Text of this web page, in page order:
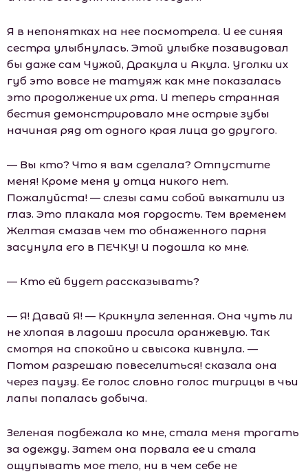
Я в непонятках на нее посмотрела. И ее синяя
сестра улыбнулась. Этой улыбке позавидовал
бы даже сам Чужой, Дракула и Акула. Уголки их
губ это вовсе не татуяж как мне показалась
это продолжение их рта. И теперь странная
бестия демонстрировало мне острые зубы
начиная ряд от одного края лица до другого.
— Вы кто? Что я вам сделала? Отпустите
меня! Кроме меня у отца никого нет.
Пожалуйста! — слезы сами собой выкатили из
глаз. Это плакала моя гордость. Тем временем
Желтая смазав чем то обнаженного парня
засунула его в ПЕЧКУ! И подошла ко мне.
— Кто ей будет рассказывать?
— Я! Давай Я! — Крикнула зеленная. Она чуть ли
не хлопая в ладоши просила оранжевую. Так
смотря на спокойно и свысока кивнула. —
Потом разрешаю повеселиться! сказала она
через паузу. Ее голос словно голос тигрицы в чьи
лапы попалась добыча.
Зеленая подбежала ко мне, стала меня трогать
за одежду. Затем она порвала ее и стала
ощупывать мое тело, ни в чем себе не